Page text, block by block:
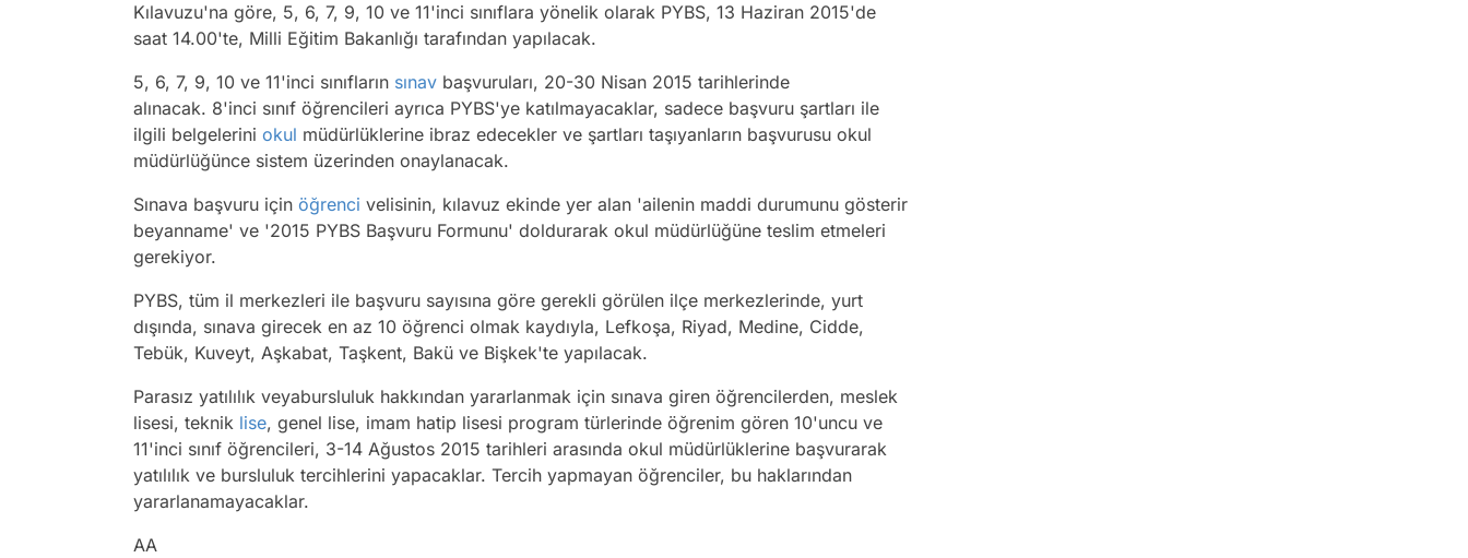
Kılavuzu'na göre, 5, 6, 7, 9, 10 ve 11'inci sınıflara yönelik olarak PYBS, 13 Haziran 2015'de
saat 14.00'te, Milli Eğitim Bakanlığı tarafından yapılacak.
5, 6, 7, 9, 10 ve 11'inci sınıfların sınav başvuruları, 20-30 Nisan 2015 tarihlerinde
alınacak. 8'inci sınıf öğrencileri ayrıca PYBS'ye katılmayacaklar, sadece başvuru şartları ile
ilgili belgelerini okul müdürlüklerine ibraz edecekler ve şartları taşıyanların başvurusu okul
müdürlüğünce sistem üzerinden onaylanacak.
Sınava başvuru için öğrenci velisinin, kılavuz ekinde yer alan 'ailenin maddi durumunu gösterir
beyanname' ve '2015 PYBS Başvuru Formunu' doldurarak okul müdürlüğüne teslim etmeleri
gerekiyor.
PYBS, tüm il merkezleri ile başvuru sayısına göre gerekli görülen ilçe merkezlerinde, yurt
dışında, sınava girecek en az 10 öğrenci olmak kaydıyla, Lefkoşa, Riyad, Medine, Cidde,
Tebük, Kuveyt, Aşkabat, Taşkent, Bakü ve Bişkek'te yapılacak.
Parasız yatılılık veyabursluluk hakkından yararlanmak için sınava giren öğrencilerden, meslek
lisesi, teknik lise, genel lise, imam hatip lisesi program türlerinde öğrenim gören 10'uncu ve
11'inci sınıf öğrencileri, 3-14 Ağustos 2015 tarihleri arasında okul müdürlüklerine başvurarak
yatılılık ve bursluluk tercihlerini yapacaklar. Tercih yapmayan öğrenciler, bu haklarından
yararlanamayacaklar.
AA